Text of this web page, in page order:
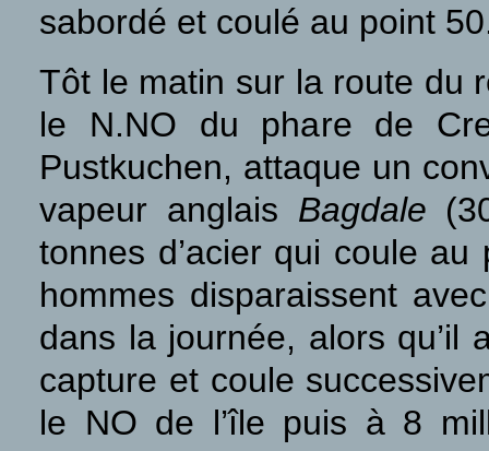
sabordé et coulé au point
Tôt le matin sur la route du
le N.NO du phare de
Pustkuchen, attaque un
vapeur anglais Bagdale
tonnes d’acier qui coule
hommes disparaissent
dans la journée, alors qu’il
capture et coule
le NO de l’île puis à 8